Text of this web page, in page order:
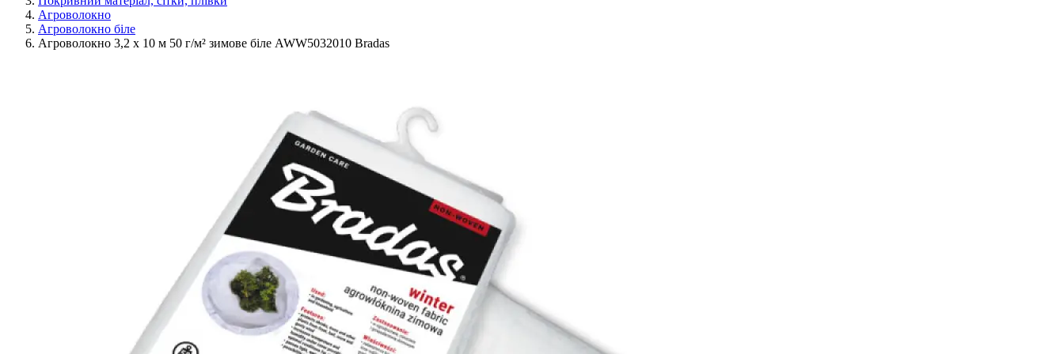
Агроволокно
Агроволокно біле
Агроволокно 3,2 х 10 м 50 г/м² зимове біле AWW5032010 Bradas